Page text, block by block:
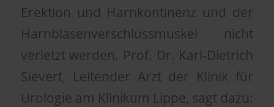
Erektion und Harnkontinenz und der
Harnblasenverschlussmuskel nicht
verletzt werden. Prof. Dr. Karl-Dietrich
Sievert, Leitender Arzt der Klinik für
Urologie am Klinikum Lippe, sagt dazu: